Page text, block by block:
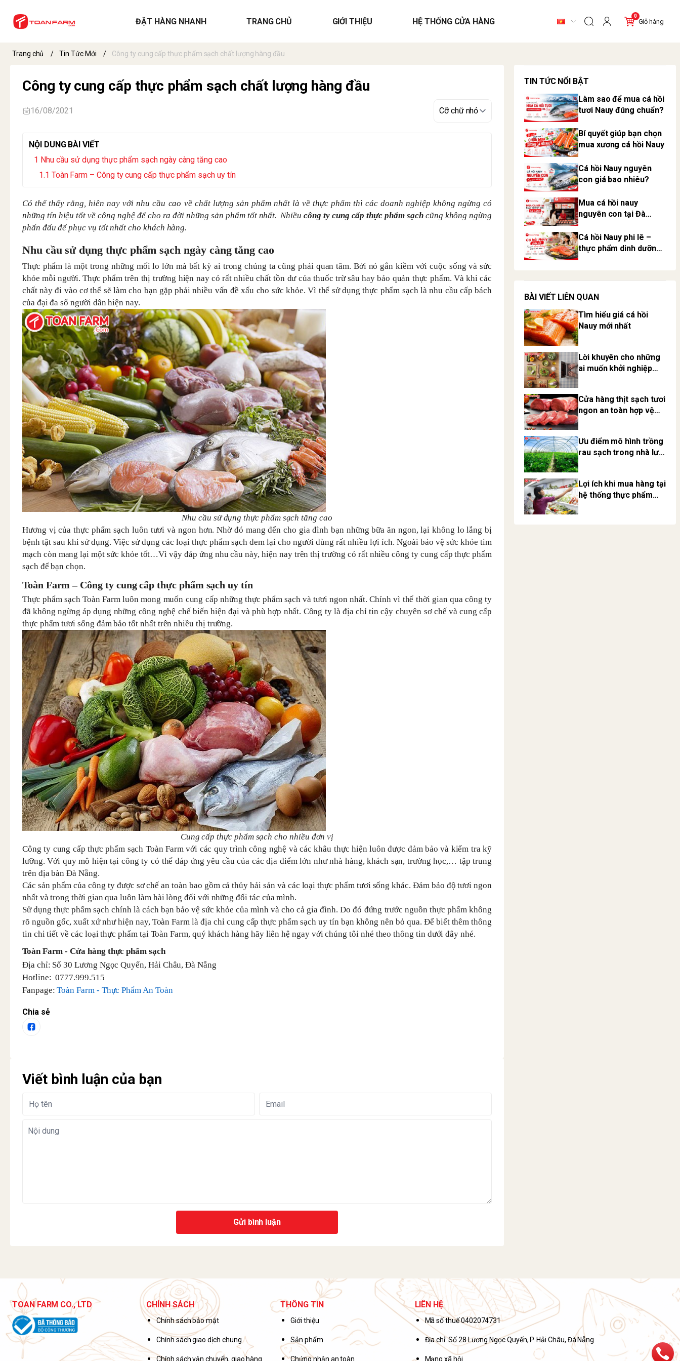
ĐẶT HÀNG NHANH TRANG CHỦ GIỚI THIỆU HỆ THỐNG CỬA HÀNG
0
Giỏ hàng
Trang chủ / Tin Tức Mới / Công ty cung cấp thực phẩm sạch chất lượng hàng đầu
Công ty cung cấp thực phẩm sạch chất lượng hàng đầu
16/08/2021
NỘI DUNG BÀI VIẾT
Nhu cầu sử dụng thực phẩm sạch ngày càng tăng cao
Toàn Farm – Công ty cung cấp thực phẩm sạch uy tín
Có thể thấy rằng, hiên nay với nhu cầu cao về chất lượng sản phẩm nhất là về thực phẩm thì các doanh nghiệp không ngừng có
những tín hiệu tốt về công nghệ để cho ra đời những sản phẩm tốt nhất. Nhiềucông ty cung cấp thực phẩm sạchcũng không ngừng
phấn đấu để phục vụ tốt nhất cho khách hàng.
Nhu cầu sử dụng thực phẩm sạch ngày càng tăng cao
Thực phẩm là một trong những mối lo lớn mà bất kỳ ai trong chúng ta cũng phải quan tâm. Bởi nó gắn kiềm với cuộc sống và sức
khỏe mỗi người. Thực phẩm trên thị trường hiện nay có rất nhiều chất tồn dư của thuốc trừ sâu hay bảo quản thực phẩm. Và khi các
chất này đi vào cơ thể sẽ làm cho bạn gặp phải nhiều vấn đề xấu cho sức khỏe. Vì thế sử dụng thực phẩm sạch là nhu cầu cấp bách
của đại đa số người dân hiện nay.
Nhu cầu sử dụng thực phẩm sạch tăng cao
Hương vị của thực phẩm sạch luôn tươi và ngon hơn. Nhờ đó mang đến cho gia đình bạn những bữa ăn ngon, lại không lo lắng bị
bệnh tật sau khi sử dụng. Việc sử dụng các loại thực phẩm sạch đem lại cho người dùng rất nhiều lợi ích. Ngoài bảo vệ sức khỏe tim
mạch còn mang lại một sức khỏe tốt…Vì vậy đáp ứng nhu cầu này, hiện nay trên thị trường có rất nhiều công ty cung cấp thực phẩm
sạch để bạn chọn.
Toàn Farm – Công ty cung cấp thực phẩm sạch uy tín
Thực phẩm sạch Toàn Farm luôn mong muốn cung cấp những thực phẩm sạch và tươi ngon nhất. Chính vì thế thời gian qua công ty
đã không ngừng áp dụng những công nghệ chế biến hiện đại và phù hợp nhất. Công ty là địa chỉ tin cậy chuyên sơ chế và cung cấp
thực phẩm tươi sống đảm bảo tốt nhất trên nhiều thị trường.
Cung cấp thực phẩm sạch cho nhiều đơn vị
Công ty cung cấp thực phẩm sạch Toàn Farm với các quy trình công nghệ và các khâu thực hiện luôn được đảm bảo và kiểm tra kỹ
lưỡng. Với quy mô hiện tại công ty có thể đáp ứng yêu cầu của các địa điểm lớn như nhà hàng, khách sạn, trường học,… tập trung
trên địa bàn Đà Nẵng.
Các sản phẩm của công ty được sơ chế an toàn bao gồm cả thủy hải sản và các loại thực phẩm tươi sống khác. Đảm bảo độ tươi ngon
nhất và trong thời gian qua luôn làm hài lòng đối với những đối tác của mình.
Sử dụng thực phẩm sạch chính là cách bạn bảo vệ sức khỏe của mình và cho cả gia đình. Do đó đứng trước nguồn thực phẩm không
rõ nguồn gốc, xuất xứ như hiện nay, Toàn Farm là địa chỉ cung cấp thực phẩm sạch uy tín bạn không nên bỏ qua. Để biết thêm thông
tin chi tiết về các loại thực phẩm tại Toàn Farm, quý khách hàng hãy liên hệ ngay với chúng tôi nhé theo thông tin dưới đây nhé.
Toàn Farm - Cửa hàng thực phẩm sạch
Địa chỉ: Số 30 Lương Ngọc Quyến, Hải Châu, Đà Nẵng
Hotline: 0777.999.515
Fanpage:Toàn Farm - Thực Phẩm An Toàn
Chia sẻ
Viết bình luận của bạn
Gửi bình luận
TIN TỨC NỔI BẬT
Làm sao để mua cá hồi
tươi Nauy đúng chuẩn?
Bí quyết giúp bạn chọn
mua xương cá hồi Nauy
Cá hồi Nauy nguyên
con giá bao nhiêu?
Mua cá hồi nauy
nguyên con tại Đà
Cá hồi Nauy phi lê –
thực phẩm dinh dưỡng
BÀI VIẾT LIÊN QUAN
Tìm hiểu giá cá hồi
Nauy mới nhất
Lời khuyên cho những
ai muốn khởi nghiệp
Cửa hàng thịt sạch tươi
ngon an toàn hợp vệ
Ưu điểm mô hình trồng
rau sạch trong nhà lưới
Lợi ích khi mua hàng tại
hệ thống thực phẩm
TOAN FARM CO., LTD CHÍNH SÁCH
Chính sách bảo mật
Chính sách giao dịch chung
Chính sách vận chuyển, giao hàng
THÔNG TIN
Giới thiệu
Sản phẩm
Chứng nhận an toàn
LIÊN HỆ
Mã số thuế 0402074731
Địa chỉ: Số 28 Lương Ngọc Quyến, P. Hải Châu, Đà Nẵng
Mạng xã hội